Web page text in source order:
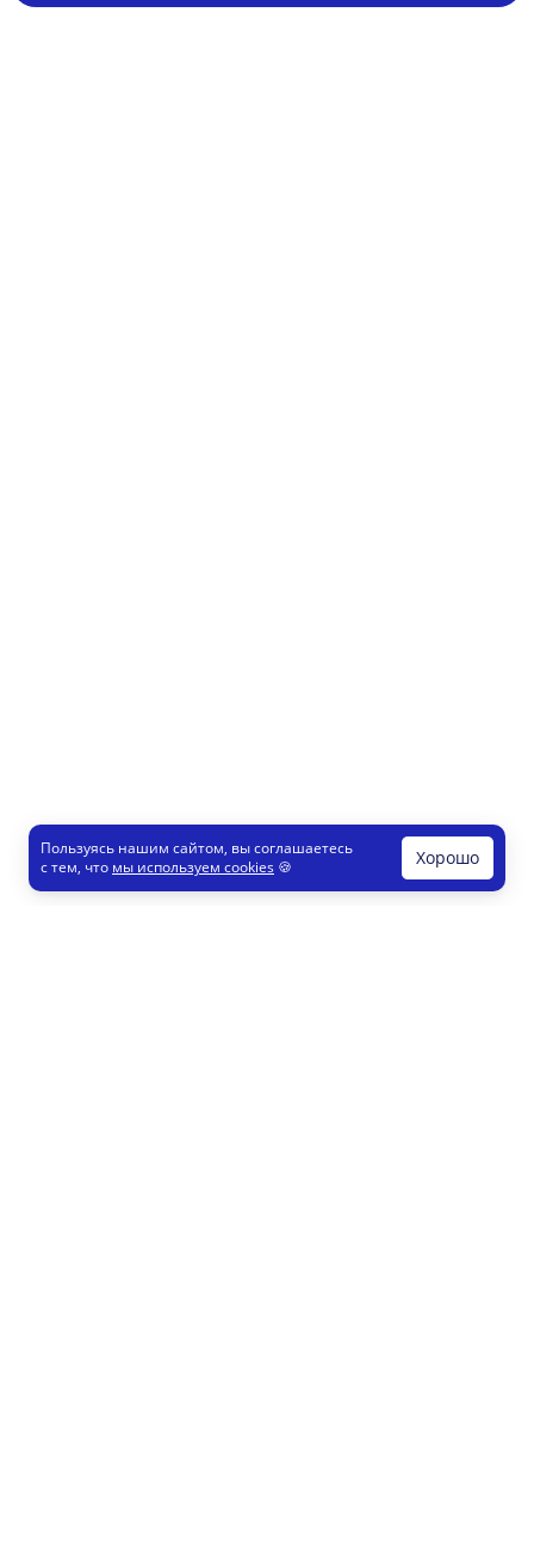
Пользуясь нашим сайтом, вы соглашаетесь
с тем, что мы используем cookies 🍪 Хорошо